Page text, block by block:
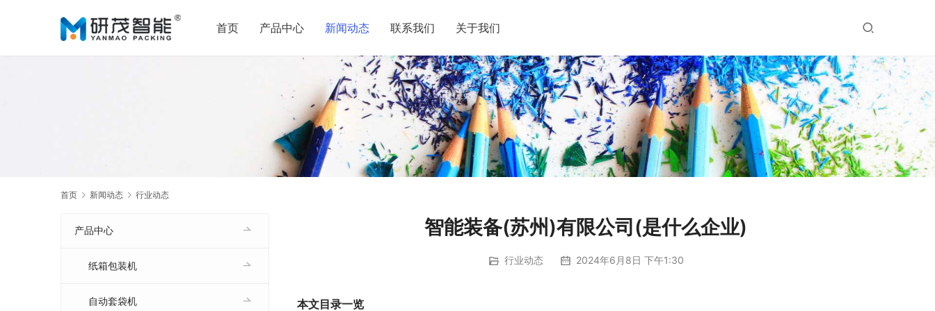
首页 产品中心 新闻动态 联系我们 关于我们
首页 新闻动态 行业动态
智能装备(苏州)有限公司(是什么企业)
行业动态 2024年6月8日 下午1:30
本文目录一览
产品中心
纸箱包装机
自动套袋机